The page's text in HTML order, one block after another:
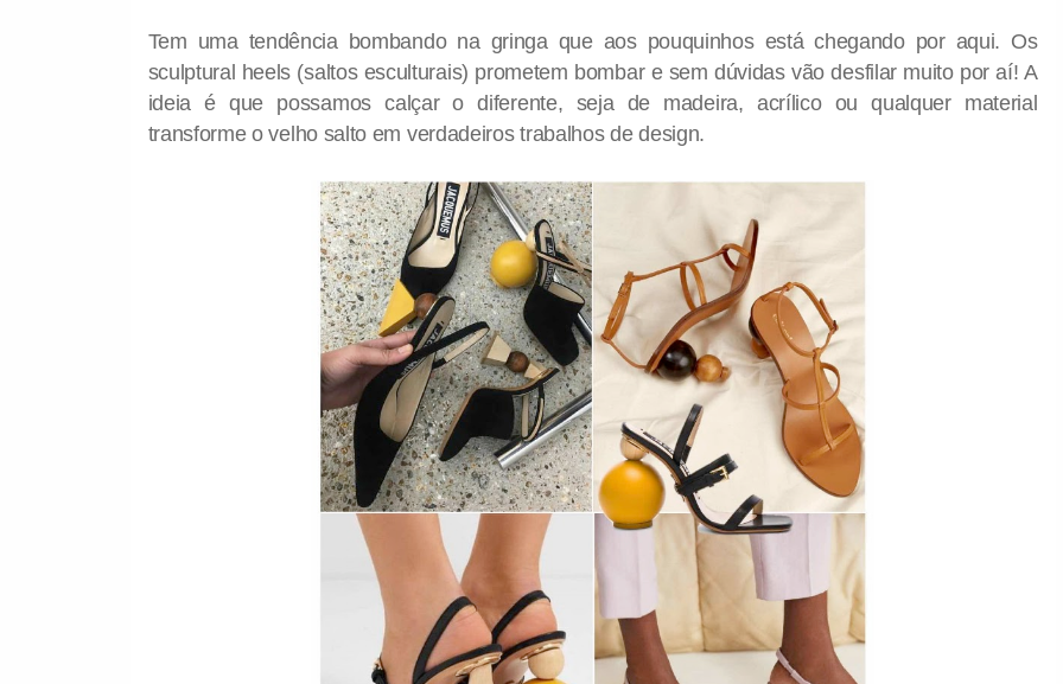
Tem uma tendência bombando na gringa que aos pouquinhos está chegando por aqui. Os
sculptural heels (saltos esculturais) prometem bombar e sem dúvidas vão desfilar muito por aí! A
ideia é que possamos calçar o diferente, seja de madeira, acrílico ou qualquer material
transforme o velho salto em verdadeiros trabalhos de design.